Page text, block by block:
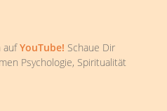
aufYouTube! Schaue Dir
Psychologie, Spiritualität